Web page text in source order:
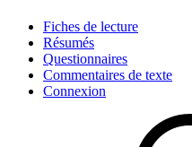
Fiches de lecture
Résumés
Questionnaires
Commentaires de texte
Connexion